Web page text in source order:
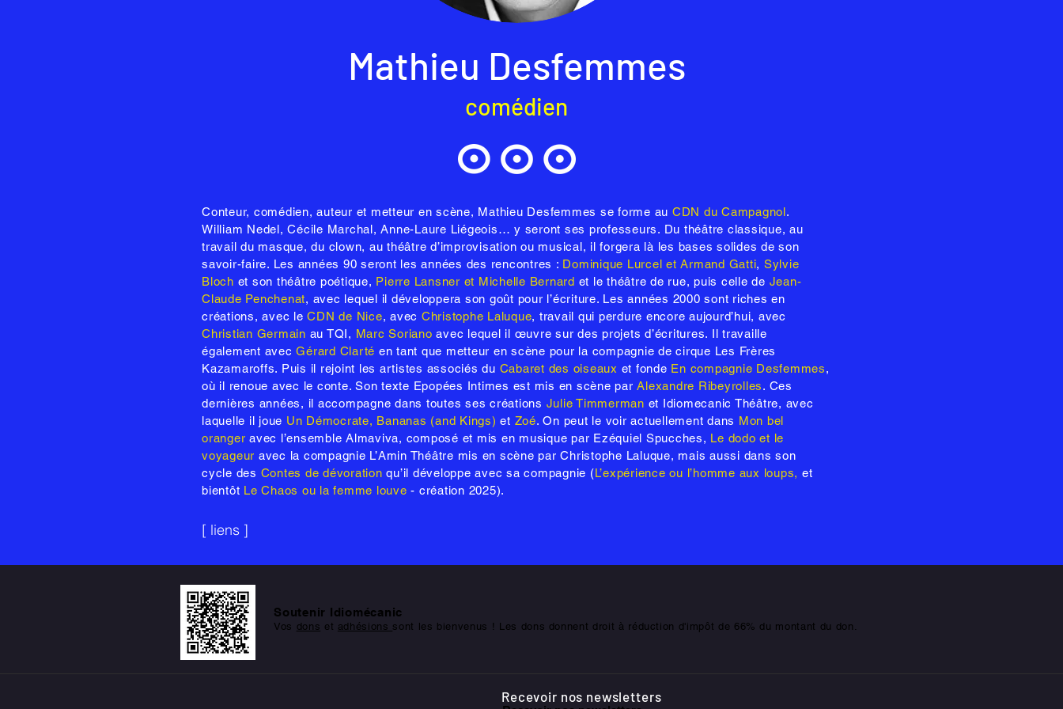
Mathieu Desfemmes
comédien
Conteur, comédien, auteur et metteur en scène, Mathieu Desfemmes se forme au CDN du Campagnol.
William Nedel, Cécile Marchal, Anne-Laure Liégeois… y seront ses professeurs. Du théâtre classique, au
travail du masque, du clown, au théâtre d’improvisation ou musical, il forgera là les bases solides de son
savoir-faire. Les années 90 seront les années des rencontres : Dominique Lurcel et Armand Gatti, Sylvie
Bloch et son théâtre poétique, Pierre Lansner et Michelle Bernard et le théâtre de rue, puis celle de Jean-
Claude Penchenat, avec lequel il développera son goût pour l’écriture. Les années 2000 sont riches en
créations, avec leCDN de Nice, avec Christophe Laluque, travail qui perdure encore aujourd’hui, avec
Christian Germain au TQI, Marc Soriano avec lequel il œuvre sur des projets d’écritures. Il travaille
également avecGérard Clarté en tant que metteur en scène pour la compagnie de cirque Les Frères
Kazamaroffs. Puis il rejoint les artistes associés du Cabaret des oiseaux et fonde En compagnie Desfemmes,
où il renoue avec le conte. Son texte Epopées Intimes est mis en scène parAlexandre Ribeyrolles. Ces
dernières années, il accompagne dans toutes ses créations Julie Timmerman et Idiomecanic Théâtre, avec
laquelle il joue Un Démocrate, Bananas (and Kings) et Zoé. On peut le voir actuellement dans Mon bel
oranger avec l’ensemble Almaviva, composé et mis en musique par Ezéquiel Spucches, Le dodo et le
voyageur avec la compagnie L’Amin Théâtre mis en scène par Christophe Laluque, mais aussi dans son
cycle des Contes de dévorationqu’il développe avec sa compagnie (L’expérience ou l’homme aux loups, et
bientôt Le Chaos ou la femme louve - création 2025).
[ liens ]
Soutenir Idiomécanic
Vos dons et adhésions sont les bienvenus ! Les dons donnent droit à réduction d'impôt de 66% du montant du don.
Recevoir nos newsletters